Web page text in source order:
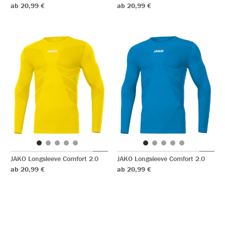
ab 20,99 €
ab 20,99 €
JAKO Longsleeve Comfort 2.0
ab 20,99 €
JAKO Longsleeve Comfort 2.0
ab 20,99 €